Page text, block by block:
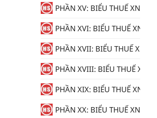
PHẦN XV: BIỂU THUẾ XNK
PHẦN XVI: BIỂU THUẾ XNK
PHẦN XVII: BIỂU THUẾ XNK
PHẦN XVIII: BIỂU THUẾ XNK
PHẦN XIX: BIỂU THUẾ XNK
PHẦN XX: BIỂU THUẾ XNK